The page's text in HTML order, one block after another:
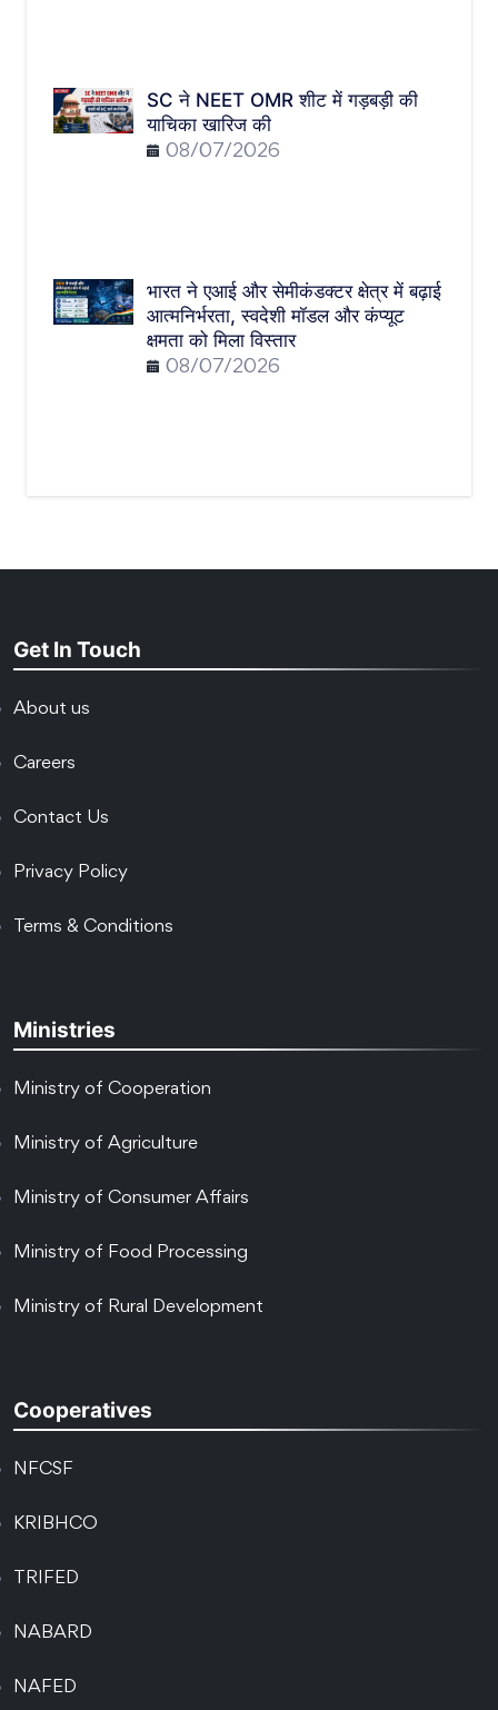
SC ने NEET OMR शीट में गड़बड़ी की
याचिका खारिज की
08/07/2026
भारत ने एआई और सेमीकंडक्टर क्षेत्र में बढ़ाई
आत्मनिर्भरता, स्वदेशी मॉडल और कंप्यूट
क्षमता को मिला विस्तार
08/07/2026
Get In Touch
About us
Careers
Contact Us
Privacy Policy
Terms & Conditions
Ministries
Ministry of Cooperation
Ministry of Agriculture
Ministry of Consumer Affairs
Ministry of Food Processing
Ministry of Rural Development
Cooperatives
NFCSF
KRIBHCO
TRIFED
NABARD
NAFED